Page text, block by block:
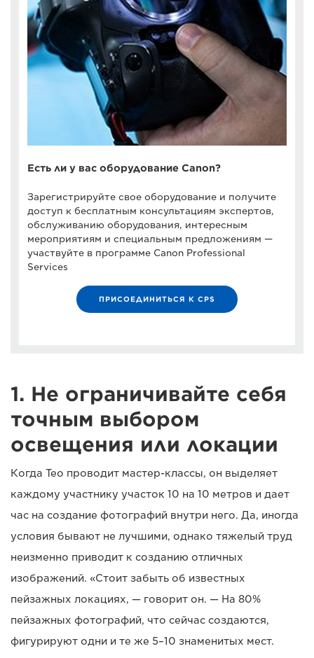
Есть ли у вас оборудование Canon?
Зарегистрируйте свое оборудование и получите
доступ к бесплатным консультациям экспертов,
обслуживанию оборудования, интересным
мероприятиям и специальным предложениям —
участвуйте в программе Canon Professional
Services
ПРИСОЕДИНИТЬСЯ К CPS
1. Не ограничивайте себя
точным выбором
освещения или локации
Когда Тео проводит мастер-классы, он выделяет
каждому участнику участок 10 на 10 метров и дает
час на создание фотографий внутри него. Да, иногда
условия бывают не лучшими, однако тяжелый труд
неизменно приводит к созданию отличных
изображений. «Стоит забыть об известных
пейзажных локациях, — говорит он. — На 80%
пейзажных фотографий, что сейчас создаются,
фигурируют одни и те же 5–10 знаменитых мест.